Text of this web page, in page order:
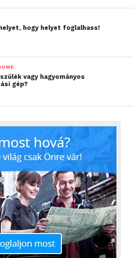
hogy helyet foglalhass!
vagy hagyományos
gép?